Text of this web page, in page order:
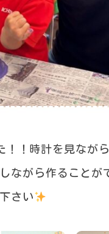
！！時計を見なが
ながら作ることが
さい